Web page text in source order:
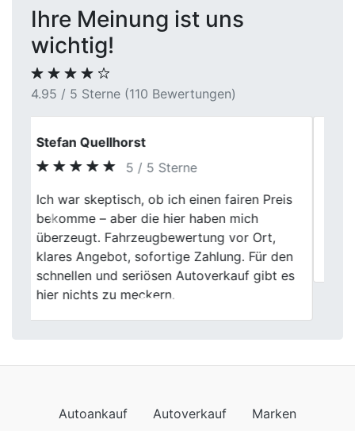
Ihre Meinung ist uns
wichtig!
4.95 / 5 Sterne (110 Bewertungen)
Tim Hoffmann
5 / 5 Sterne
Autoverkauf bei Fischer Autoankauf war
einfach und stressfrei. Die Leute waren
nett und die Bewertung war gerecht. Ging
alles flott.
Previous
Auto verkaufen
Datenschutzerklärung